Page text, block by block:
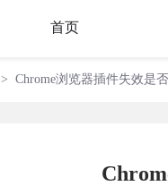
首页
> Chrome浏览器插件失效是